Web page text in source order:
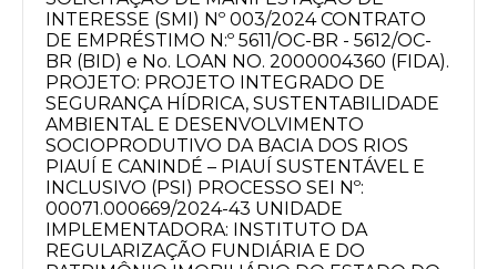
INTERESSE (SMI) Nº 003/2024 CONTRATO
DE EMPRÉSTIMO N:º 5611/OC-BR - 5612/OC-
BR (BID) e No. LOAN NO. 2000004360 (FIDA).
PROJETO: PROJETO INTEGRADO DE
SEGURANÇA HÍDRICA, SUSTENTABILIDADE
AMBIENTAL E DESENVOLVIMENTO
SOCIOPRODUTIVO DA BACIA DOS RIOS
PIAUÍ E CANINDÉ – PIAUÍ SUSTENTÁVEL E
INCLUSIVO (PSI) PROCESSO SEI Nº:
00071.000669/2024-43 UNIDADE
IMPLEMENTADORA: INSTITUTO DA
REGULARIZAÇÃO FUNDIÁRIA E DO